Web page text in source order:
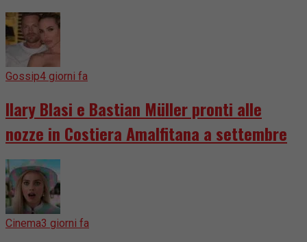
Gossip4 giorni fa
Ilary Blasi e Bastian Müller pronti alle
nozze in Costiera Amalfitana a settembre
Cinema3 giorni fa